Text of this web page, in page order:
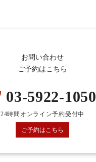
お問い合わせ
ご予約はこちら
03-5922-1050
24時間オンライン予約受付中
ご予約はこちら